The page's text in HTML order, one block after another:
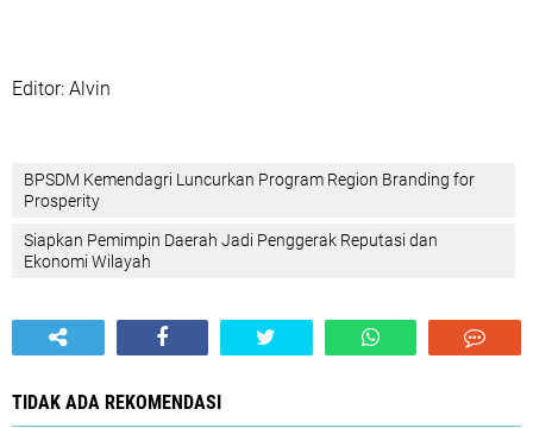
‎Editor: Alvin
‎BPSDM Kemendagri Luncurkan Program Region Branding for
Prosperity
Siapkan Pemimpin Daerah Jadi Penggerak Reputasi dan
Ekonomi Wilayah
TIDAK ADA REKOMENDASI